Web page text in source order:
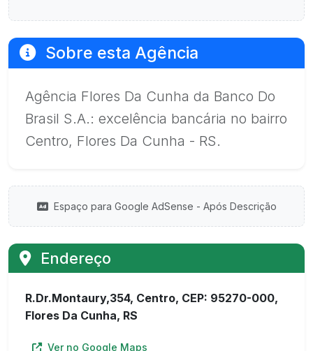
Sobre esta Agência
Agência Flores Da Cunha da Banco Do
Brasil S.A.: excelência bancária no bairro
Centro, Flores Da Cunha - RS.
Espaço para Google AdSense - Após Descrição
Endereço
R.Dr.Montaury,354, Centro, CEP: 95270-000,
Flores Da Cunha, RS
Ver no Google Maps